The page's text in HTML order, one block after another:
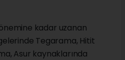
kadar uzanan
Tegarama, Hitit
Asur kaynaklarında